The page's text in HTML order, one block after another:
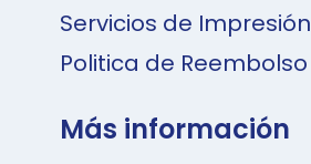
Servicios de Impresión
Politica de Reembolso
Más información